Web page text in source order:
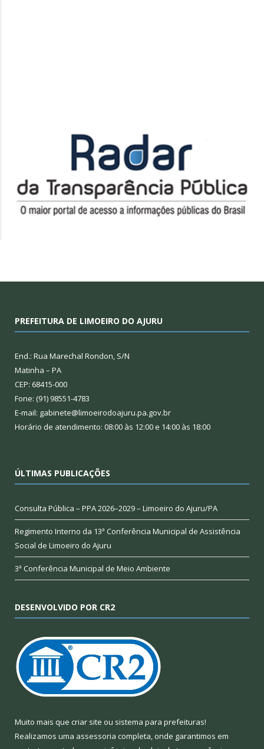
PREFEITURA DE LIMOEIRO DO AJURU
End.: Rua Marechal Rondon, S/N
Matinha – PA
CEP: 68415-000
Fone: (91) 98551-4783
E-mail: gabinete@limoeirodoajuru.pa.gov.br
Horário de atendimento: 08:00 às 12:00 e 14:00 às 18:00
ÚLTIMAS PUBLICAÇÕES
Consulta Pública – PPA 2026–2029 – Limoeiro do Ajuru/PA
Regimento Interno da 13ª Conferência Municipal de Assistência
Social de Limoeiro do Ajuru
3ª Conferência Municipal de Meio Ambiente
DESENVOLVIDO POR CR2
Muito mais que criar site ou sistema para prefeituras!
Realizamos uma assessoria completa, onde garantimos em